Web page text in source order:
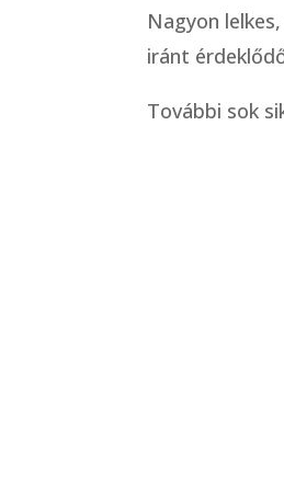
Nagyon
iránt
További sok